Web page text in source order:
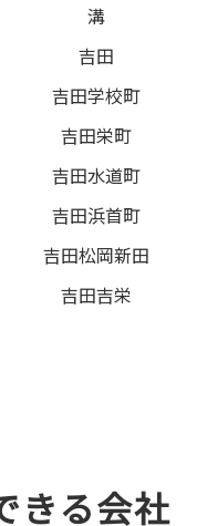
溝
吉田
吉田学校町
吉田栄町
吉田水道町
吉田浜首町
吉田松岡新田
吉田吉栄
きる会社